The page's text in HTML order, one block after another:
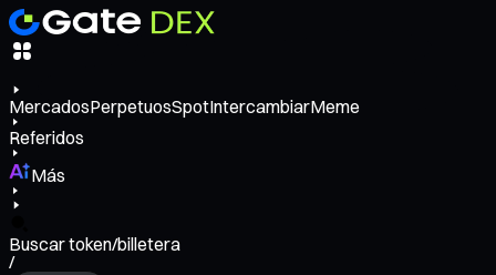
MercadosPerpetuosSpotIntercambiarMeme
Referidos
Más
Buscar token/billetera
/